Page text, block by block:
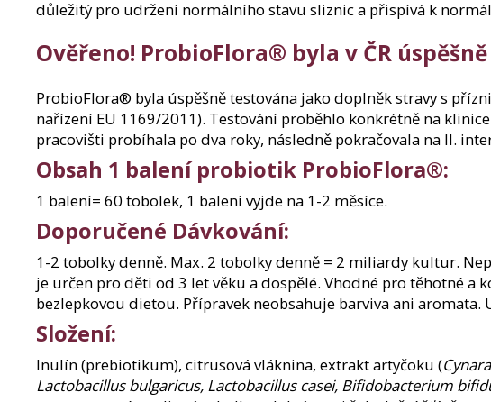
důležitý pro udržení normálního stavu sliznic a přispívá k
Ověřeno! ProbioFlora® byla v ČR
ProbioFlora® byla úspěšně testována jako doplněk stravy s
nařízení EU 1169/2011). Testování proběhlo konkrétně na
pracovišti probíhala po dva roky, následně pokračovala na II.
Obsah 1 balení probiotik ProbioFlora®:
1 balení= 60 tobolek, 1 balení vyjde na 1-2 měsíce.
Doporučené Dávkování:
1-2 tobolky denně. Max. 2 tobolky denně = 2 miliardy kultur.
je určen pro děti od 3 let věku a dospělé. Vhodné pro těhotné a
bezlepkovou dietou. Přípravek neobsahuje barviva ani
Složení:
Inulín (prebiotikum), citrusová vláknina, extrakt artyčoku (
Lactobacillus bulgaricus, Lactobacillus casei, Bifidobacterium